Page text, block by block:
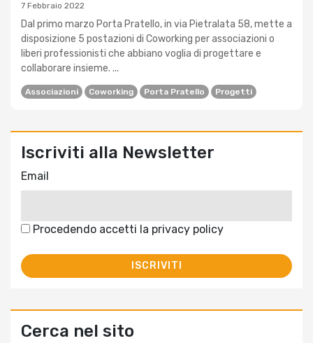
7 Febbraio 2022
Dal primo marzo Porta Pratello, in via Pietralata 58, mette a
disposizione 5 postazioni di Coworking per associazioni o
liberi professionisti che abbiano voglia di progettare e
collaborare insieme. ...
Associazioni Coworking Porta Pratello Progetti
Iscriviti alla Newsletter
Email
Procedendo accetti la privacy policy
Cerca nel sito